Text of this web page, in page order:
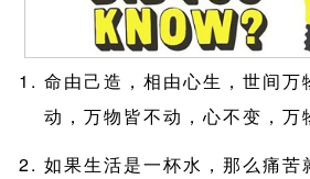
命由己造，相由心生，世间万
动，万物皆不动，心不变，万
如果生活是一杯水，那么痛苦